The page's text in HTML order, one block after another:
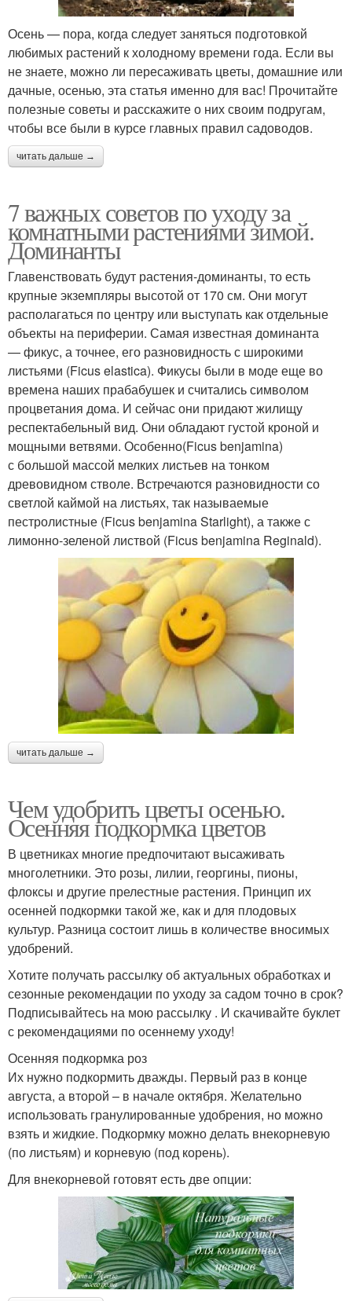
Осень — пора, когда следует заняться подготовкой
любимых растений к холодному времени года. Если вы
не знаете, можно ли пересаживать цветы, домашние или
дачные, осенью, эта статья именно для вас! Прочитайте
полезные советы и расскажите о них своим подругам,
чтобы все были в курсе главных правил садоводов.
читать дальше →
7 важных советов по уходу за
комнатными растениями зимой.
Доминанты
Главенствовать будут растения-доминанты, то есть
крупные экземпляры высотой от 170 см. Они могут
располагаться по центру или выступать как отдельные
объекты на периферии. Самая известная доминанта
— фикус, а точнее, его разновидность с широкими
листьями (Ficus elastica). Фикусы были в моде еще во
времена наших прабабушек и считались символом
процветания дома. И сейчас они придают жилищу
респектабельный вид. Они обладают густой кроной и
мощными ветвями. Особенно(Ficus benjamina)
с большой массой мелких листьев на тонком
древовидном стволе. Встречаются разновидности со
светлой каймой на листьях, так называемые
пестролистные (Ficus benjamina Starlight), а также с
лимонно-зеленой листвой (Ficus benjamina Reginald).
читать дальше →
Чем удобрить цветы осенью.
Осенняя подкормка цветов
В цветниках многие предпочитают высаживать
многолетники. Это розы, лилии, георгины, пионы,
флоксы и другие прелестные растения. Принцип их
осенней подкормки такой же, как и для плодовых
культур. Разница состоит лишь в количестве вносимых
удобрений.
Хотите получать рассылку об актуальных обработках и
сезонные рекомендации по уходу за садом точно в срок?
Подписывайтесь на мою рассылку . И скачивайте буклет
с рекомендациями по осеннему уходу!
Осенняя подкормка роз
Их нужно подкормить дважды. Первый раз в конце
августа, а второй – в начале октября. Желательно
использовать гранулированные удобрения, но можно
взять и жидкие. Подкормку можно делать внекорневую
(по листьям) и корневую (под корень).
Для внекорневой готовят есть две опции: